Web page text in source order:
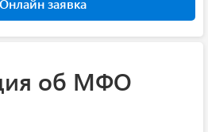
Онлайн заявка
об МФО